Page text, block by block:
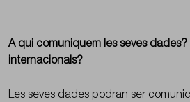
A qui comuniquem les seves
internacionals?
Les seves dades podran ser